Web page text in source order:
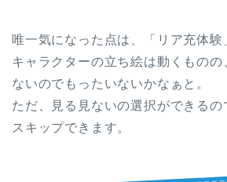
唯一気になった点は、「リア充体験
キャラクターの立ち絵は動くものの
ないのでもったいないかなぁと。
ただ、見る見ないの選択ができるの
スキップできます。